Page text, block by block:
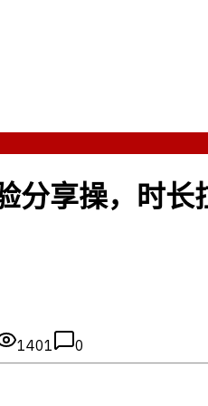
分享操，时
1401 0